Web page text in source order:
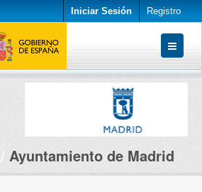
Iniciar Sesión Registro
Ayuntamiento de Madrid